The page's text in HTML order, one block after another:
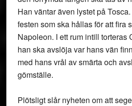
Han väntar även lystet på
festen som ska hållas för att fira
Napoleon. I ett rum intill torteras
han ska avslöja var hans vän
med hans vrål av smärta och
gömställe.
Plötsligt slår nyheten om att